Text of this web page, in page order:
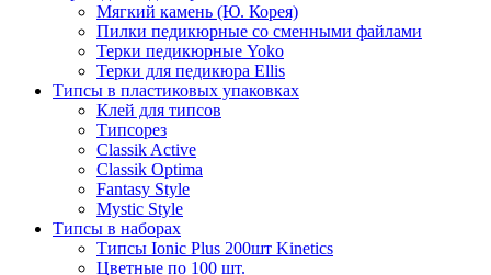
Мягкий камень (Ю. Корея)
Пилки педикюрные со сменными файлами
Терки педикюрные Yoko
Терки для педикюра Ellis
Типсы в пластиковых упаковках
Клей для типсов
Типсорез
Classik Active
Classik Optima
Fantasy Style
Mystic Style
Типсы в наборах
Типсы Ionic Plus 200шт Kinetics
Цветные по 100 шт.